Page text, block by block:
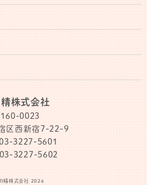
株式会社
160-0023
区西新宿7-22-9
03-3227-5601
3227-5602
精株式会社 2026